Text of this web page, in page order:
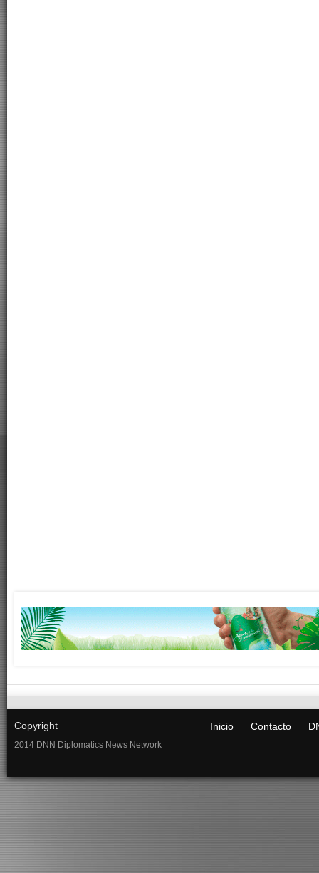
Copyright
2014 DNN Diplomatics News Network
Inicio Contacto